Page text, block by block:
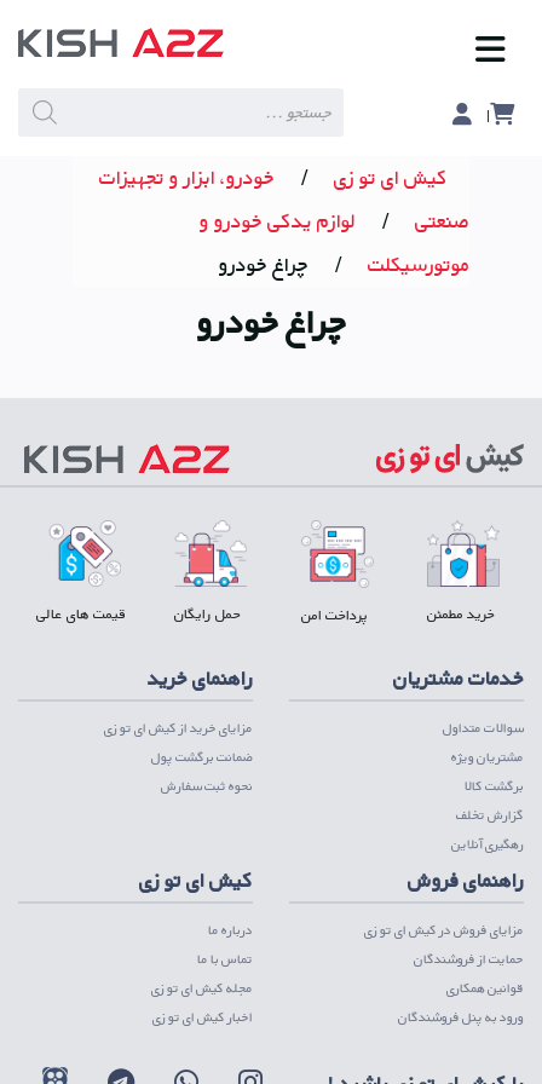
search
کیش ای تو زی /
خودرو، ابزار و تجهیزات
صنعتی
/
لوازم یدکی خودرو و
موتورسیکلت
/ چراغ خودرو
چراغ خودرو
خرید مطمئن پرداخت امن حمل رایگان قیمت های عالی
خدمات مشتریان
سوالات متداول
مشتریان ویژه
برگشت کالا
گزارش تخلف
رهگیری آنلاین
راهنمای خرید
مزایای خرید از کیش ای تو زی
ضمانت برگشت پول
نحوه ثبت سفارش
راهنمای فروش
مزایای فروش در کیش ای تو زی
حمایت از فروشندگان
قوانین همکاری
ورود به پنل فروشندگان
کیش ای تو زی
درباره ما
تماس با ما
مجله کیش ای تو زی
اخبار کیش ای تو زی